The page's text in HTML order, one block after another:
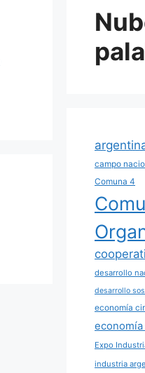
campo
Comuna 4
desarrollo
desarrollo
economía
Expo
industria